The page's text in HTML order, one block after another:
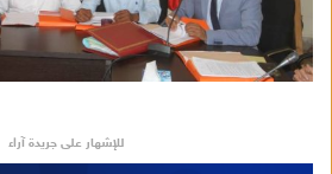
للإشهار على جريدة آراء